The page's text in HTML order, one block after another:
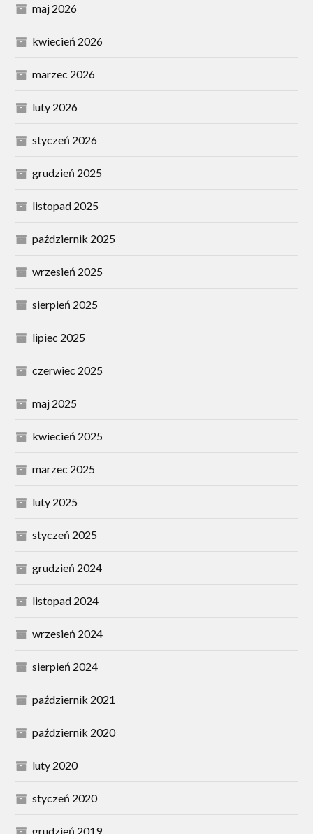
maj 2026
kwiecień 2026
marzec 2026
luty 2026
styczeń 2026
grudzień 2025
listopad 2025
październik 2025
wrzesień 2025
sierpień 2025
lipiec 2025
czerwiec 2025
maj 2025
kwiecień 2025
marzec 2025
luty 2025
styczeń 2025
grudzień 2024
listopad 2024
wrzesień 2024
sierpień 2024
październik 2021
październik 2020
luty 2020
styczeń 2020
grudzień 2019